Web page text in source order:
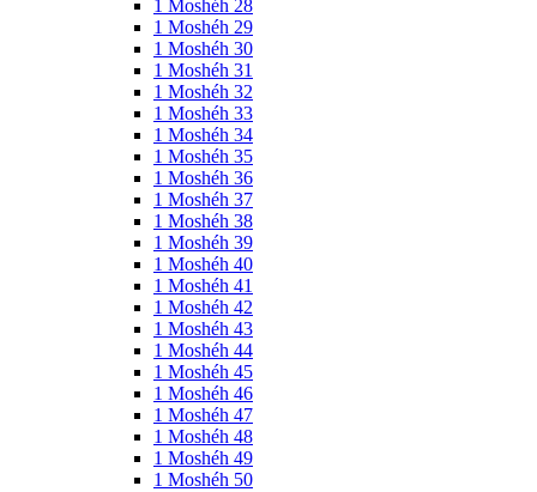
1 Moshéh 28
1 Moshéh 29
1 Moshéh 30
1 Moshéh 31
1 Moshéh 32
1 Moshéh 33
1 Moshéh 34
1 Moshéh 35
1 Moshéh 36
1 Moshéh 37
1 Moshéh 38
1 Moshéh 39
1 Moshéh 40
1 Moshéh 41
1 Moshéh 42
1 Moshéh 43
1 Moshéh 44
1 Moshéh 45
1 Moshéh 46
1 Moshéh 47
1 Moshéh 48
1 Moshéh 49
1 Moshéh 50